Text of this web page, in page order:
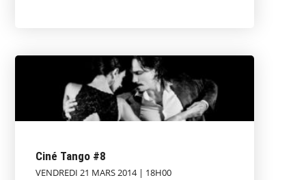
Ciné Tango #8
VENDREDI 21 MARS 2014 | 18H00